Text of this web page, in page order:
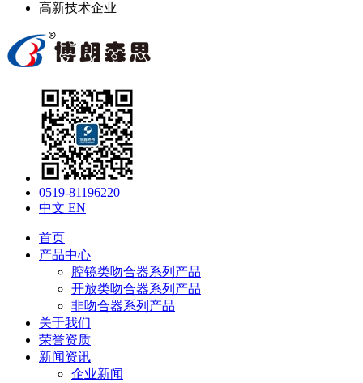
高新技术企业
0519-81196220
中文 EN
首页
产品中心
腔镜类吻合器系列产品
开放类吻合器系列产品
非吻合器系列产品
关于我们
荣誉资质
新闻资讯
企业新闻